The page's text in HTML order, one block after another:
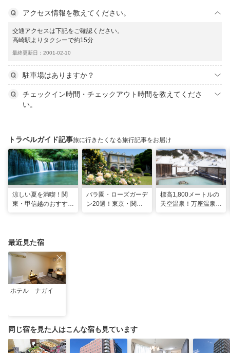
アクセス情報を教えてください。
交通アクセスは下記をご確認ください。
高崎駅よりタクシーで約15分
最終更新日：2001-02-10
駐車場はありますか？
チェックイン時間・チェックアウト時間を教えてくださ
い。
トラベルガイド記事旅に行きたくなる旅行記事をお届け
涼しい夏を満喫！関
東・甲信越のおすすめ
バラ園・ローズガーデ
ン20選！東京・関東
標高1,800メートルの
天空温泉！万座温泉
最近見た宿
ホテル ナガイ
同じ宿を見た人はこんな宿も見ています